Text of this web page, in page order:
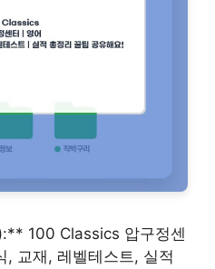
100 Classics 압구정센
, 교재, 레벨테스트, 실적